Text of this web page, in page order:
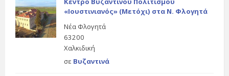
«Ιουστινιανός» (Μετόχι) στα Ν. Φλογητά
Νέα Φλογητά
63200
Χαλκιδική
σε Βυζαντινά